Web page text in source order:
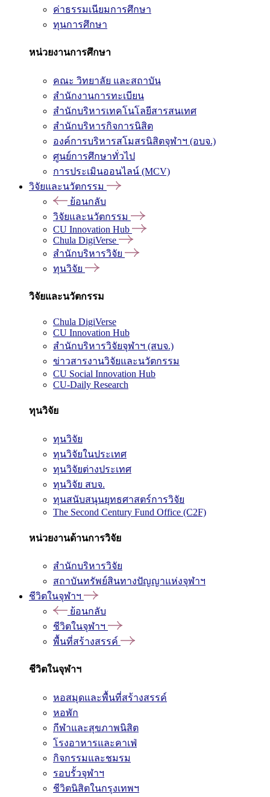
ค่าธรรมเนียมการศึกษา
ทุนการศึกษา
หน่วยงานการศึกษา
คณะ วิทยาลัย และสถาบัน
สำนักงานการทะเบียน
สำนักบริหารเทคโนโลยีสารสนเทศ
สำนักบริหารกิจการนิสิต
องค์การบริหารสโมสรนิสิตจุฬาฯ (อบจ.)
ศูนย์การศึกษาทั่วไป
การประเมินออนไลน์ (MCV)
วิจัยและนวัตกรรม
ย้อนกลับ
วิจัยและนวัตกรรม
CU Innovation Hub
Chula DigiVerse
สำนักบริหารวิจัย
ทุนวิจัย
วิจัยและนวัตกรรม
Chula DigiVerse
CU Innovation Hub
สำนักบริหารวิจัยจุฬาฯ (สบจ.)
ข่าวสารงานวิจัยและนวัตกรรม
CU Social Innovation Hub
CU-Daily Research
ทุนวิจัย
ทุนวิจัย
ทุนวิจัยในประเทศ
ทุนวิจัยต่างประเทศ
ทุนวิจัย สบจ.
ทุนสนับสนุนยุทธศาสตร์การวิจัย
The Second Century Fund Office (C2F)
หน่วยงานด้านการวิจัย
สำนักบริหารวิจัย
สถาบันทรัพย์สินทางปัญญาแห่งจุฬาฯ
ชีวิตในจุฬาฯ
ย้อนกลับ
ชีวิตในจุฬาฯ
พื้นที่สร้างสรรค์
ชีวิตในจุฬาฯ
หอสมุดและพื้นที่สร้างสรรค์
หอพัก
กีฬาและสุขภาพนิสิต
โรงอาหารและคาเฟ่
กิจกรรมและชมรม
รอบรั้วจุฬาฯ
ชีวิตนิสิตในกรุงเทพฯ